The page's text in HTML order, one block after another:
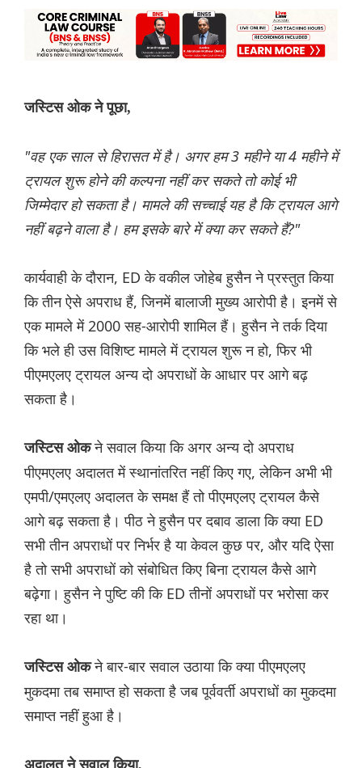
जस्टिस ओक ने पूछा,
"वह एक साल से हिरासत में है। अगर हम 3 महीने या 4 महीने में
ट्रायल शुरू होने की कल्पना नहीं कर सकते तो कोई भी
जिम्मेदार हो सकता है। मामले की सच्चाई यह है कि ट्रायल आगे
नहीं बढ़ने वाला है। हम इसके बारे में क्या कर सकते हैं?"
कार्यवाही के दौरान, ED के वकील जोहेब हुसैन ने प्रस्तुत किया
कि तीन ऐसे अपराध हैं, जिनमें बालाजी मुख्य आरोपी है। इनमें से
एक मामले में 2000 सह-आरोपी शामिल हैं। हुसैन ने तर्क दिया
कि भले ही उस विशिष्ट मामले में ट्रायल शुरू न हो, फिर भी
पीएमएलए ट्रायल अन्य दो अपराधों के आधार पर आगे बढ़
सकता है।
जस्टिस ओकने सवाल किया कि अगर अन्य दो अपराध
पीएमएलए अदालत में स्थानांतरित नहीं किए गए, लेकिन अभी भी
एमपी/एमएलए अदालत के समक्ष हैं तो पीएमएलए ट्रायल कैसे
आगे बढ़ सकता है। पीठ ने हुसैन पर दबाव डाला कि क्या ED
सभी तीन अपराधों पर निर्भर है या केवल कुछ पर, और यदि ऐसा
है तो सभी अपराधों को संबोधित किए बिना ट्रायल कैसे आगे
बढ़ेगा। हुसैन ने पुष्टि की कि ED तीनों अपराधों पर भरोसा कर
रहा था।
जस्टिस ओकने बार-बार सवाल उठाया कि क्या पीएमएलए
मुकदमा तब समाप्त हो सकता है जब पूर्ववर्ती अपराधों का मुकदमा
समाप्त नहीं हुआ है।